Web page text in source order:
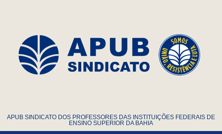
APUB SINDICATO DOS PROFESSORES DAS INSTITUIÇÕES FEDERAIS DE
ENSINO SUPERIOR DA BAHIA